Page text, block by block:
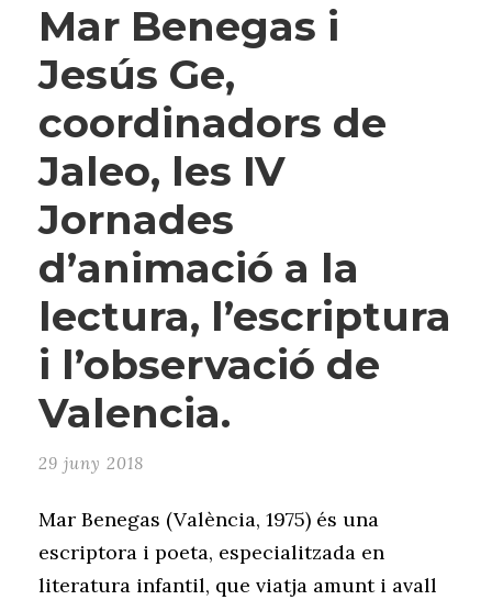
Mar Benegas i
Jesús Ge,
coordinadors de
Jaleo, les IV
Jornades
d’animació a la
lectura, l’escriptura
i l’observació de
Valencia.
29 juny 2018
Mar Benegas (València, 1975) és una
escriptora i poeta, especialitzada en
literatura infantil, que viatja amunt i avall